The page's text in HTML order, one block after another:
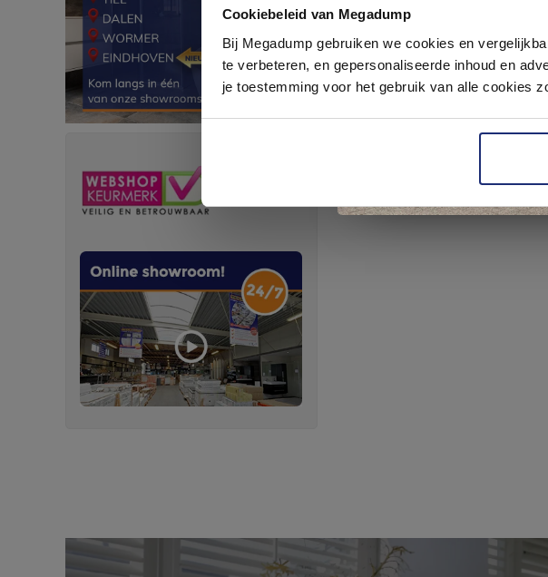
Cookiebeleid van Megadump
Bij Megadump gebruiken we cookies en
te verbeteren, en gepersonaliseerde inhoud en
je toestemming voor het gebruik van alle cookies
Laat je inspireren door
compact tot luxe. Onze
& sanitair direct
Kom